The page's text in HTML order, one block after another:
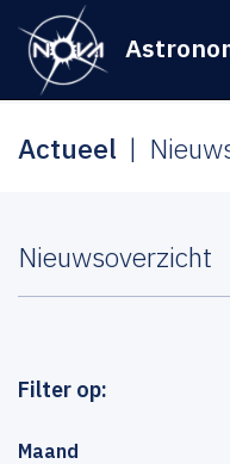
Actueel
Nieuwsoverzicht
Filter op:
Maand